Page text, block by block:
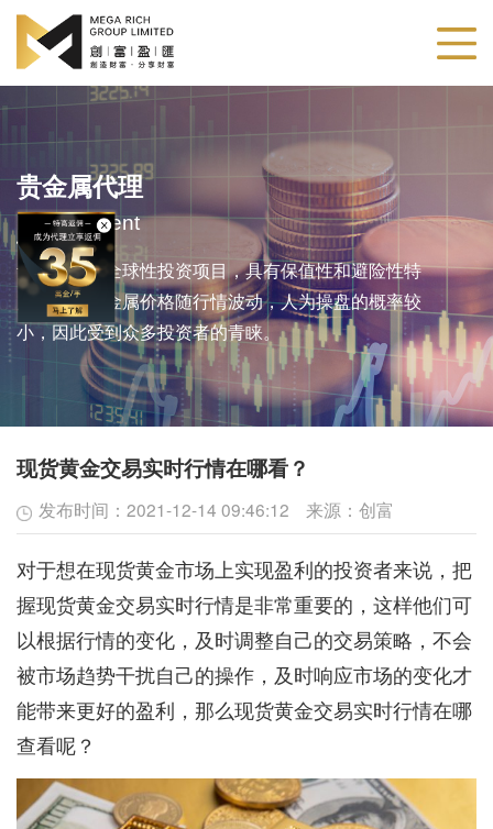
贵金属代理
Metals Agent
贵金属作为全球性投资项目，具有保值性和避险性特
点。由于贵金属价格随行情波动，人为操盘的概率较
小，因此受到众多投资者的青睐。
现货黄金交易实时行情在哪看？
发布时间：2021-12-14 09:46:12 来源：创富
对于想在现货黄金市场上实现盈利的投资者来说，把
握现货黄金交易实时行情是非常重要的，这样他们可
以根据行情的变化，及时调整自己的交易策略，不会
被市场趋势干扰自己的操作，及时响应市场的变化才
能带来更好的盈利，那么现货黄金交易实时行情在哪
查看呢？